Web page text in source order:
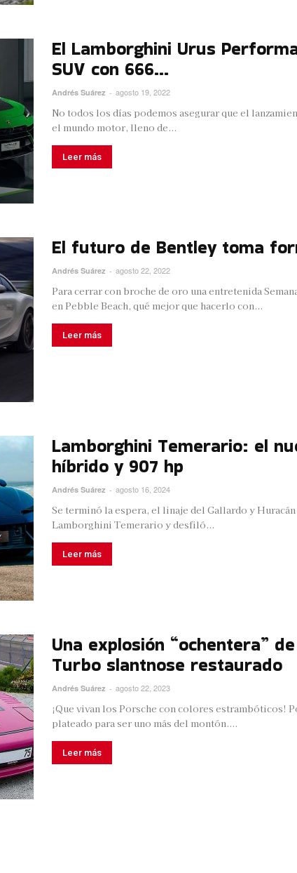
El Lamborghini Urus
SUV con 666...
Andrés Suárez - agosto 19, 2022
No todos los días podemos asegurar que el
el mundo motor, lleno de...
Leer más
El futuro de Bentley toma
Andrés Suárez - agosto 22, 2022
Para cerrar con broche de oro una entretenida
en Pebble Beach, qué mejor que hacerlo con...
Leer más
Lamborghini Temerario: el
híbrido y 907 hp
Andrés Suárez - agosto 16, 2024
Se terminó la espera, el linaje del Gallardo y
Lamborghini Temerario y desfiló...
Leer más
Una explosión “ochentera”
Turbo slantnose restaurado
Andrés Suárez - agosto 22, 2023
¡Que vivan los Porsche con colores estrambóticos!
plateado para ser uno más del montón....
Leer más